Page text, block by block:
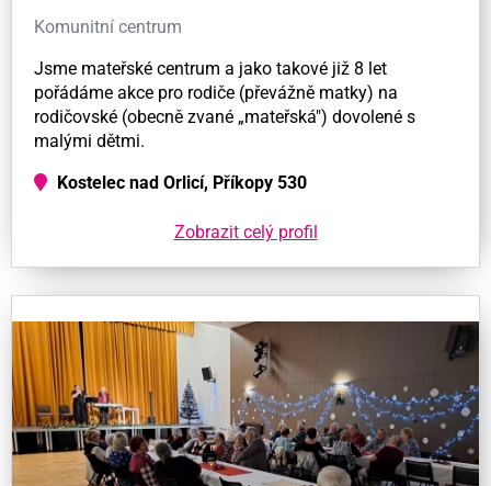
Komunitní centrum
Jsme mateřské centrum a jako takové již 8 let
pořádáme akce pro rodiče (převážně matky) na
rodičovské (obecně zvané „mateřská") dovolené s
malými dětmi.
Kostelec nad Orlicí, Příkopy 530
Zobrazit celý profil